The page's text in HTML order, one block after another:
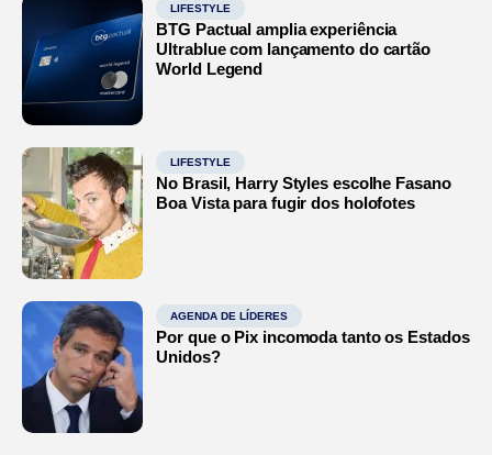
LIFESTYLE
BTG Pactual amplia experiência
Ultrablue com lançamento do cartão
World Legend
LIFESTYLE
No Brasil, Harry Styles escolhe Fasano
Boa Vista para fugir dos holofotes
AGENDA DE LÍDERES
Por que o Pix incomoda tanto os Estados
Unidos?